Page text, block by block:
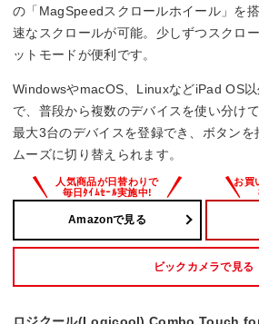
の「MagSpeedスクロールホイール」を
速なスクロールが可能。少しずつスクロ
ットモードが便利です。
WindowsやmacOS、LinuxなどiPad OS
で、普段から複数のデバイスを使い分け
最大3台のデバイスを登録でき、ボタンを
ムーズに切り替えられます。
Amazonで見る
ビックカメラで見る